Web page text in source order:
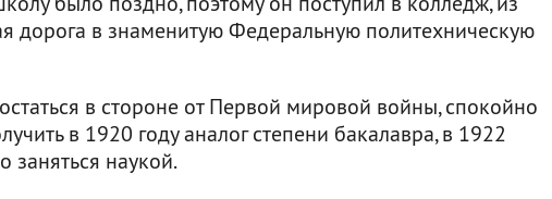
дорога в знаменитую Федеральную политехническую
в стороне от Первой мировой войны, спокойно
в 1920 году аналог степени бакалавра, в 1922
заняться наукой.